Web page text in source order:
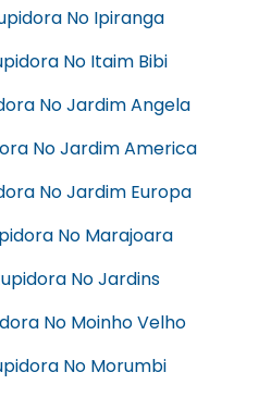
No Ipiranga
No Itaim Bibi
No Jardim Angela
No Jardim America
No Jardim Europa
No Marajoara
No Jardins
No Moinho Velho
No Morumbi